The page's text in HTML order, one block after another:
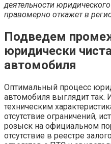
деятельности
правомерно откажет в
Подведем
юридически
автомобиля
Оптимальный процесс
автомобиля выглядит
техническим
отсутствие ограничений,
розыск на официальном
отсутствие в реестре